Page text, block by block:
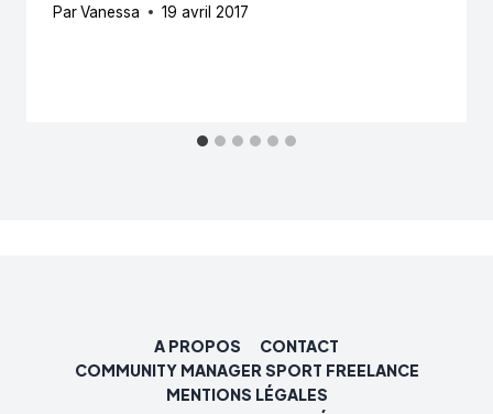
ParVanessa 19 avril 2017
A PROPOS
CONTACT
COMMUNITY MANAGER SPORT FREELANCE
MENTIONS LÉGALES